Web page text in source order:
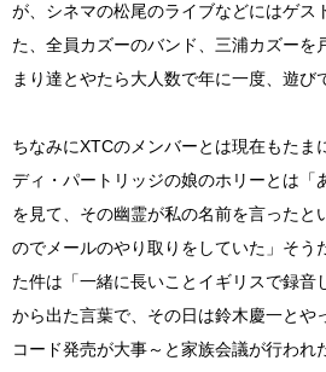
が、シネマの松尾のライブなどにはゲス
た、全員カズーのバンド、三浦カズーを
まり達とやたら大人数で年に一度、遊び
ちなみにXTCのメンバーとは現在もたま
ディ・パートリッジの娘のホリーとは「
を見て、その幽霊が私の名前を言ったと
のでメールのやり取りをしていた」そう
た件は「一緒に長いことイギリスで録音
から出た言葉で、その日は鈴木慶一と
コード発売が大事～と家族会議が行われ